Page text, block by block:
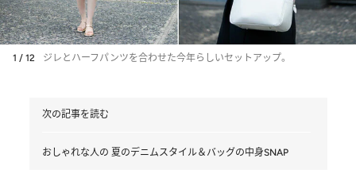
1 / 12 ジレとハーフパンツを合わせた今年らしいセットアップ。
次の記事を読む
おしゃれな人の 夏のデニムスタイル＆バッグの中身SNAP